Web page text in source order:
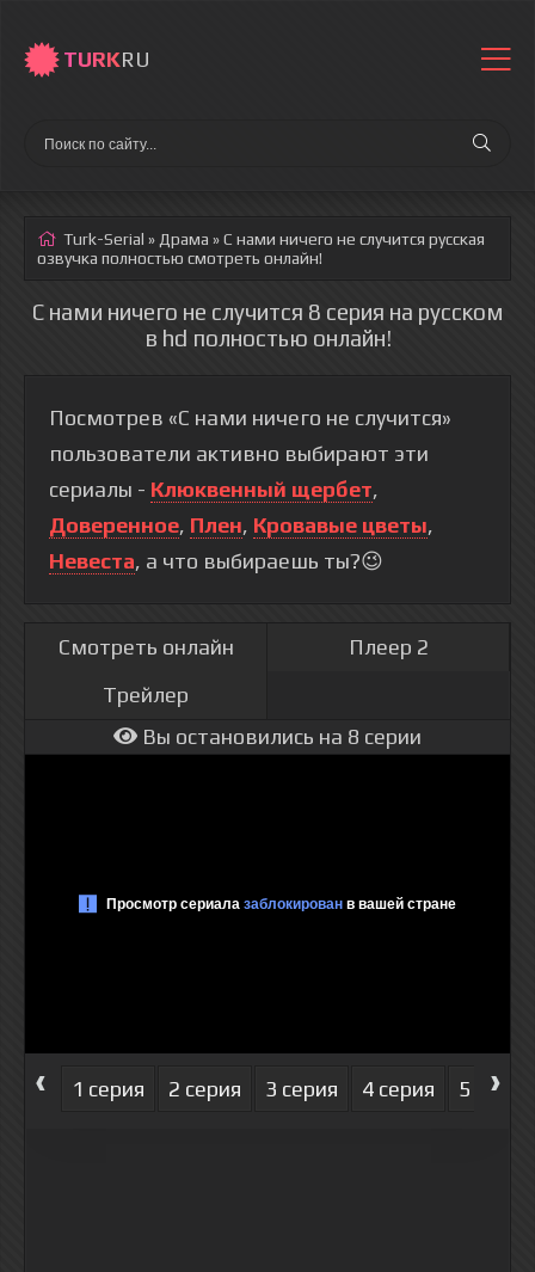
TURKRU
Turk-Serial » Драма » С нами ничего не случится русская
озвучка полностью смотреть онлайн!
С нами ничего не случится 8 серия на русском
в hd полностью онлайн!
Посмотрев «С нами ничего не случится»
пользователи активно выбирают эти
сериалы - Клюквенный щербет,
Доверенное, Плен, Кровавые цветы,
Невеста, а что выбираешь ты?😉
Смотреть онлайн
Плеер 2
Трейлер
Вы остановились на 8 серии
‹ 1 серия 2 серия 3 серия 4 серия 5 серия
›